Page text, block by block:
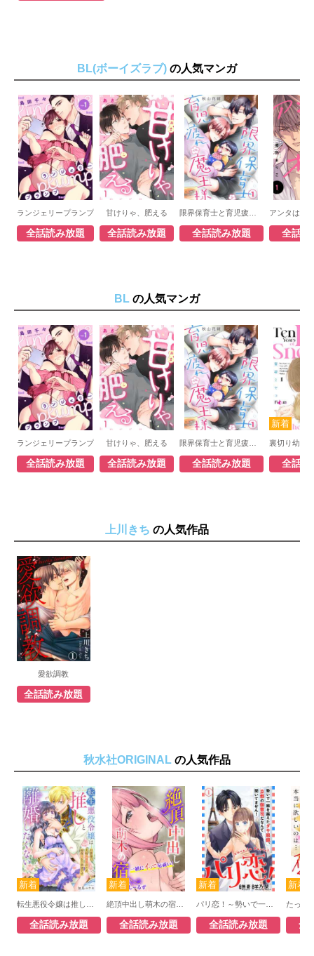
BL(ボーイズラブ) の人気マンガ
ランジェリープランプ
全話読み放題
甘けりゃ、肥える
全話読み放題 全話読み放題 全話読
BL の人気マンガ
ランジェリープランプ
全話読み放題
甘けりゃ、肥える
全話読み放題 全話読み放題 全話読
上川きち の人気作品
愛欲調教
全話読み放題
秋水社ORIGINAL の人気作品
全話読み放題 全話読み放題 全話読み放題 全